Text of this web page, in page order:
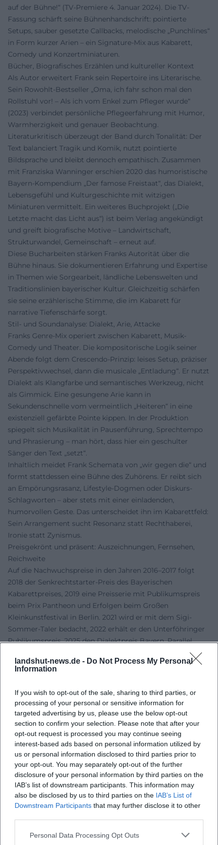
landshut-news.de - Do Not Process My Personal
Information
If you wish to opt-out of the sale, sharing to third parties, or
processing of your personal or sensitive information for
targeted advertising by us, please use the below opt-out
section to confirm your selection. Please note that after your
opt-out request is processed you may continue seeing
interest-based ads based on personal information utilized by
us or personal information disclosed to third parties prior to
your opt-out. You may separately opt-out of the further
disclosure of your personal information by third parties on the
IAB’s list of downstream participants. This information may
also be disclosed by us to third parties on the IAB’s List of
Downstream Participants that may further disclose it to other
Personal Data Processing Opt Outs
auf der Bühne!“ (TV-Premiere 4. Januar 2024). Die TV-
Fassung schärft seine Bühnenhandschrift: pointierte
Setups, sauber gesetzte Callbacks, melodische „Punchlines“
in Form kurzer Arien – ein Signature-Mix aus Kabarett,
Comedy und Konzertminiaturen.
Bücher, Biografisches Erzählen und kultureller Kontext
Als Autor erweitert Frank sein Repertoire ins Literarische.
Sein Rowohlt-Bestseller „Oma, ich fahr schon mal den
Rollstuhl vor! – Als ich vom Enkel zum Pfleger wurde“
(2023) verbindet persönliche Pflegeerfahrung mit Humor,
Warmherzigkeit und genauer Beobachtung.
Literaturkritisch überzeugt der Band durch Tonalität: Der
Text balanciert Tragik und Komik, nutzt pointierte
Bildsprache und bleibt dennoch empathisch. Zusammen
mit Franziska Wanninger erschien 2020 das humoristische
Bayern-Kompendium „Der famose Freistaat“, das Dialekt,
Lebensgefühl und Kulturgeschichte mit witzigen
Miniaturen vermittelt. Ein weiteres Buchprojekt („Die
Letzte macht das Licht aus“) ist beim Verlag angekündigt
und greift biografische Motive – Landwirtschaft,
Strukturwandel, Gemeinschaft – erneut auf.
Diese Bucharbeiten stärken Franks Autorität über die
Bühne hinaus. Sie dokumentieren Erfahrung und Expertise
in Themen wie Sorgearbeit, ländliche Lebenswelten und
Traditionslinien bayerischer Kultur. Gleichzeitig schärfen
sie seine erzählerische Stimme, die im Kabarett für
narrative Tiefenschärfe sorgt.
Stil- und Soundanalyse: Dialekt, Arie, Attacke
Franks Genre-Mix operiert zwischen Kabarett, Musik-
Comedy und Theater. Die kompositorische Logik seiner
Abende folgt dem Crescendo-Prinzip: leises Setup, präziser
Perspektivwechsel, dann die musicale „Entladung“. Er nutzt
Dialekt als Klangfarbe und semantisches Werkzeug, nicht
als Gimmick. Eine gesungene Arie kann in
Sekundenschnelle vom vermeintlich „Heiteren“ in eine
existenziell gefärbte Pointe kippen. In der Produktion
spiegelt sich Musikalität in Pausenführung, Sprechtempo
und Phrasierung – man hört, dass hier ein geschulter
Sänger den Text „setzt“.
Inhaltlich meidet Frank Schemata von „wir gegen die“ und
formt stattdessen eine Bühne des Zuhörens. Er reibt sich
an Empörungsrasanz, Lifestyle-Dogmen oder Diskurs-
Schlagworten – aber stets mit einer einladenden,
humorvollen Geste. Das unterscheidet ihn im Kabarettfeld:
Sein Arrangement sucht Resonanz statt Rechthaberei,
Ironie statt Zynismus.
Preisgekrönt und präsent: Auszeichnungen, Fernsehen,
Reichweite
Auf die Nachwuchspreise in den Jahren 2016–2017 folgt
2018 der Senkrechtstarter-Preis des Bayerischen
Kabarettpreises, 2019 eine Preisserie mit Publikumspreis
beim Prix Pantheon und Erfolgen beim Großen
Kleinkunstfestival in Berlin. 2021 wird er mit dem Sigi-
Sommer-Taler bedacht, 2022 erhält er den Unterföhringer
Publikumspreis, 2025 den Dialektpreis Bayern. Parallel
bleibt er regelmäßiger Gast in BR-Formaten und steht seit
2024/2025 mit „Frank am Freitag“ selbst vor der Kamera –
Aktuelle Projekte 2024–2026: Tour, TV, neues Programm
Seit 2023 tourt Frank großflächig mit „Wahrscheinlich
liegt’s an mir“ durch Deutschland und Österreich –
zahlreiche Termine 2025 sind ausverkauft oder ergänzt.
Gleichzeitig setzt der BR die Late-Night-Reihe „Frank am
Freitag“ fort: 2025 lief Staffel 2 mit Gästen aus Musik, Film
und Comedy. Für 2026 kündigt Frank sein fünftes
Soloprogramm „Grüße aus Allegro Süd“ an, das bereits in
renommierten Häusern und Festivals gelistet ist. Die
strategische Verzahnung von Live-Tour, TV-Präsenz und
Kritische Rezeption: Zwischen Feuilleton-Lob und